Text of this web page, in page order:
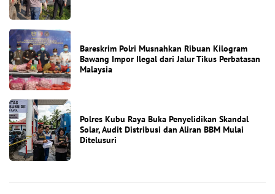
Bareskrim Polri Musnahkan Ribuan Kilogram
Bawang Impor Ilegal dari Jalur Tikus Perbatasan
Malaysia
Polres Kubu Raya Buka Penyelidikan Skandal
Solar, Audit Distribusi dan Aliran BBM Mulai
Ditelusuri